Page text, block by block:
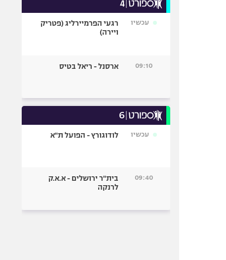
עכשיו
רגעי הפרמיירליג (פטריק
ויירה)
09:10 ארסנל - ריאל בטיס
עכשיו לודוגורץ - הפועל ת"א
09:40
בית"ר ירושלים - א.א.ק
לרנקה